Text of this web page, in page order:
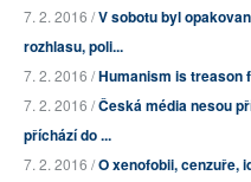
7. 2. 2016 /V sobotu byl
rozhlasu, poli...
7. 2. 2016 /Humanism is treason
7. 2. 2016 /Česká média nesou
příchází do ...
7. 2. 2016 /O xenofobii, cenzuře,